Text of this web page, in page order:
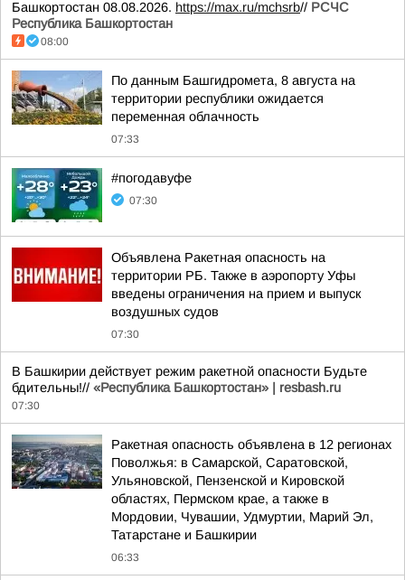
Башкортостан 08.08.2026. https://max.ru/mchsrb// РСЧС
Республика Башкортостан
08:00
По данным Башгидромета, 8 августа на
территории республики ожидается
переменная облачность
07:33
#погодавуфе
07:30
Объявлена Ракетная опасность на
территории РБ. Также в аэропорту Уфы
введены ограничения на прием и выпуск
воздушных судов
07:30
В Башкирии действует режим ракетной опасности Будьте
бдительны!// «Республика Башкортостан» | resbash.ru
07:30
Ракетная опасность объявлена в 12 регионах
Поволжья: в Самарской, Саратовской,
Ульяновской, Пензенской и Кировской
областях, Пермском крае, а также в
Мордовии, Чувашии, Удмуртии, Марий Эл,
Татарстане и Башкирии
06:33